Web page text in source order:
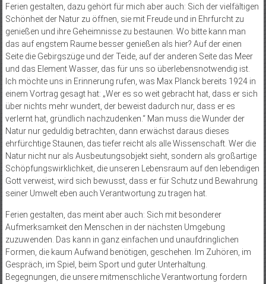
Ferien gestalten, dazu gehört für mich aber auch: Sich der vielfältigen
Schönheit der Natur zu öffnen, sie mit Freude und in Ehrfurcht zu
genießen und ihre Geheimnisse zu bestaunen. Wo bitte kann man
das auf engstem Raume besser genießen als hier? Auf der einen
Seite die Gebirgszüge und der Teide, auf der anderen Seite das Meer
und das Element Wasser, das für uns so überlebensnotwendig ist.
Ich möchte uns in Erinnerung rufen, was Max Planck bereits 1924 in
einem Vortrag gesagt hat: „Wer es so weit gebracht hat, dass er sich
über nichts mehr wundert, der beweist dadurch nur, dass er es
verlernt hat, gründlich nachzudenken.“ Man muss die Wunder der
Natur nur geduldig betrachten, dann erwächst daraus dieses
ehrfürchtige Staunen, das tiefer reicht als alle Wissenschaft. Wer die
Natur nicht nur als Ausbeutungsobjekt sieht, sondern als großartige
Schöpfungswirklichkeit, die unseren Lebensraum auf den lebendigen
Gott verweist, wird sich bewusst, dass er für Schutz und Bewahrung
seiner Umwelt eben auch Verantwortung zu tragen hat.
Ferien gestalten, das meint aber auch: Sich mit besonderer
Aufmerksamkeit den Menschen in der nächsten Umgebung
zuzuwenden. Das kann in ganz einfachen und unaufdringlichen
Formen, die kaum Aufwand benötigen, geschehen. Im Zuhören, im
Gespräch, im Spiel, beim Sport und guter Unterhaltung.
Begegnungen, die unsere mitmenschliche Verantwortung fordern